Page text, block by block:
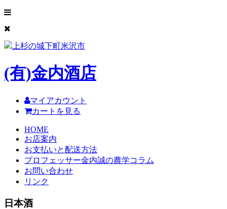
上杉の城下町米沢市
(有)金内酒店
マイアカウント
カートを見る
HOME
お店案内
お支払いと配送方法
プロフェッサー金内誠の農学コラム
お問い合わせ
リンク
日本酒